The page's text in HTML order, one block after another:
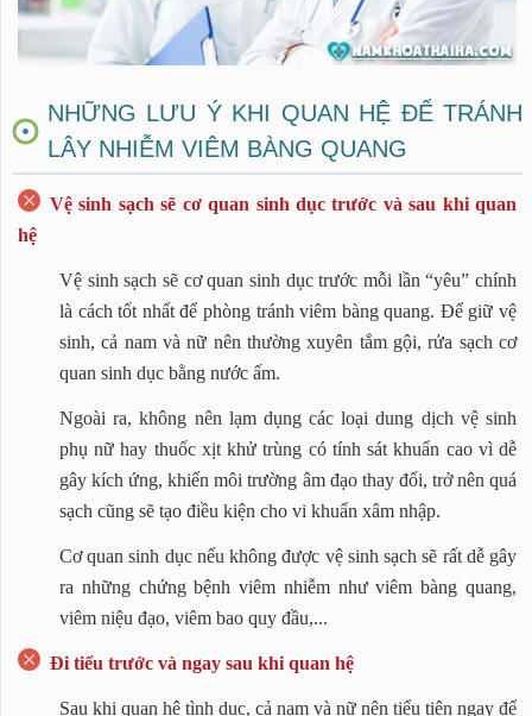
NHỮNG LƯU Ý KHI QUAN HỆ ĐỂ TRÁNH
LÂY NHIỄM VIÊM BÀNG QUANG
Vệ sinh sạch sẽ cơ quan sinh dục trước và sau khi quan
hệ
Vệ sinh sạch sẽ cơ quan sinh dục trước mỗi lần “yêu” chính
là cách tốt nhất để phòng tránh viêm bàng quang. Để giữ vệ
sinh, cả nam và nữ nên thường xuyên tắm gội, rửa sạch cơ
quan sinh dục bằng nước ấm.
Ngoài ra, không nên lạm dụng các loại dung dịch vệ sinh
phụ nữ hay thuốc xịt khử trùng có tính sát khuẩn cao vì dễ
gây kích ứng, khiến môi trường âm đạo thay đổi, trở nên quá
sạch cũng sẽ tạo điều kiện cho vi khuẩn xâm nhập.
Cơ quan sinh dục nếu không được vệ sinh sạch sẽ rất dễ gây
ra những chứng bệnh viêm nhiễm như viêm bàng quang,
viêm niệu đạo, viêm bao quy đầu,...
Đi tiểu trước và ngay sau khi quan hệ
Sau khi quan hệ tình dục, cả nam và nữ nên tiểu tiện ngay để